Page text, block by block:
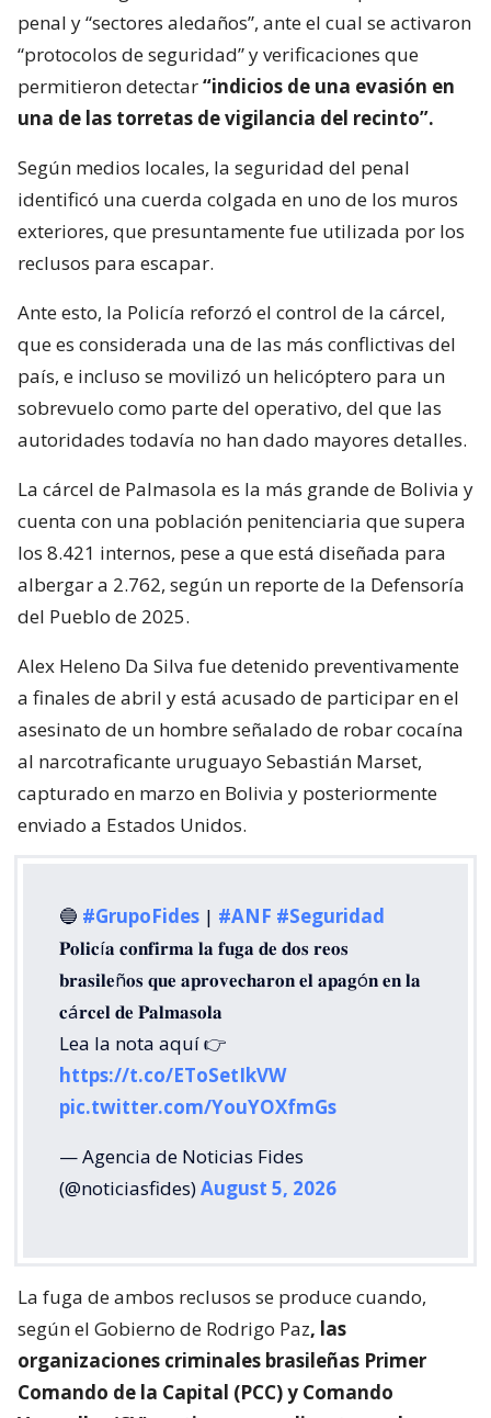
penal y “sectores aledaños”, ante el cual se activaron
“protocolos de seguridad” y verificaciones que
permitieron detectar“indicios de una evasión en
una de las torretas de vigilancia del recinto”.
Según medios locales, la seguridad del penal
identificó una cuerda colgada en uno de los muros
exteriores, que presuntamente fue utilizada por los
reclusos para escapar.
Ante esto, la Policía reforzó el control de la cárcel,
que es considerada una de las más conflictivas del
país, e incluso se movilizó un helicóptero para un
sobrevuelo como parte del operativo, del que las
autoridades todavía no han dado mayores detalles.
La cárcel de Palmasola es la más grande de Bolivia y
cuenta con una población penitenciaria que supera
los 8.421 internos, pese a que está diseñada para
albergar a 2.762, según un reporte de la Defensoría
del Pueblo de 2025.
Alex Heleno Da Silva fue detenido preventivamente
a finales de abril y está acusado de participar en el
asesinato de un hombre señalado de robar cocaína
al narcotraficante uruguayo Sebastián Marset,
capturado en marzo en Bolivia y posteriormente
enviado a Estados Unidos.
🔵 #GrupoFides | #ANF #Seguridad
𝐏𝐨𝐥𝐢𝐜í𝐚 𝐜𝐨𝐧𝐟𝐢𝐫𝐦𝐚 𝐥𝐚 𝐟𝐮𝐠𝐚 𝐝𝐞 𝐝𝐨𝐬 𝐫𝐞𝐨𝐬
𝐛𝐫𝐚𝐬𝐢𝐥𝐞ñ𝐨𝐬 𝐪𝐮𝐞 𝐚𝐩𝐫𝐨𝐯𝐞𝐜𝐡𝐚𝐫𝐨𝐧 𝐞𝐥 𝐚𝐩𝐚𝐠ó𝐧 𝐞𝐧 𝐥𝐚
𝐜á𝐫𝐜𝐞𝐥 𝐝𝐞 𝐏𝐚𝐥𝐦𝐚𝐬𝐨𝐥𝐚
Lea la nota aquí 👉
https://t.co/EToSetIkVW
pic.twitter.com/YouYOXfmGs
— Agencia de Noticias Fides
(@noticiasfides)August 5, 2026
La fuga de ambos reclusos se produce cuando,
según el Gobierno de Rodrigo Paz, las
organizaciones criminales brasileñas Primer
Comando de la Capital (PCC) y Comando